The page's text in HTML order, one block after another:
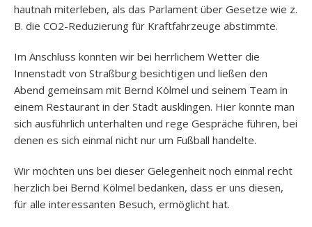
hautnah miterleben, als das Parlament über Gesetze wie z.
B. die CO2-Reduzierung für Kraftfahrzeuge abstimmte.
Im Anschluss konnten wir bei herrlichem Wetter die
Innenstadt von Straßburg besichtigen und ließen den
Abend gemeinsam mit Bernd Kölmel und seinem Team in
einem Restaurant in der Stadt ausklingen. Hier konnte man
sich ausführlich unterhalten und rege Gespräche führen, bei
denen es sich einmal nicht nur um Fußball handelte.
Wir möchten uns bei dieser Gelegenheit noch einmal recht
herzlich bei Bernd Kölmel bedanken, dass er uns diesen,
für alle interessanten Besuch, ermöglicht hat.